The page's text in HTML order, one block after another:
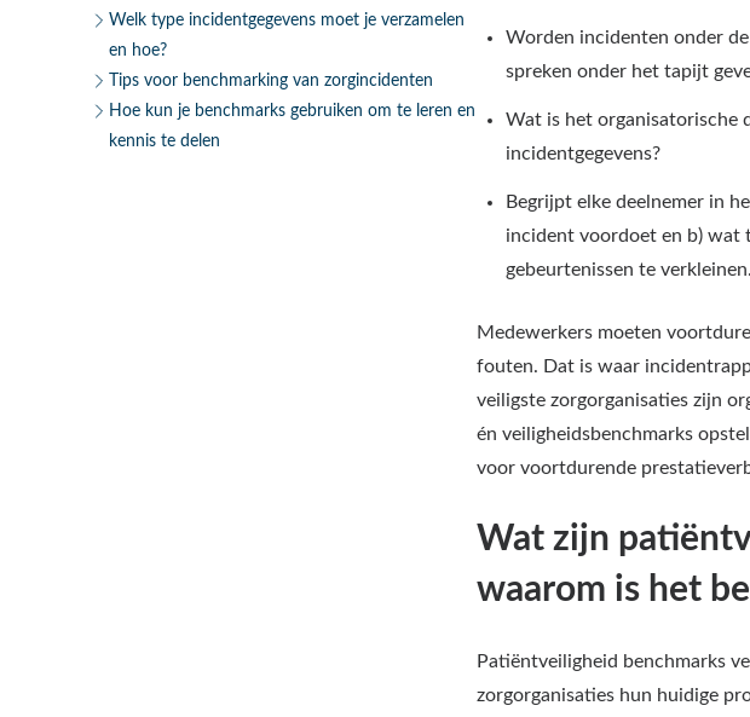
Welk type incidentgegevens moet je verzamelen
en hoe?
Tips voor benchmarking van zorgincidenten
Hoe kun je benchmarks gebruiken om te leren en
kennis te delen
Worden incidenten onder
spreken onder het tapijt
Wat is het organisatorische
incidentgegevens?
Begrijpt elke deelnemer in
incident voordoet en b) wat
gebeurtenissen te verkleinen.
Medewerkers moeten
fouten. Dat is waar
veiligste zorgorganisaties zijn
én veiligheidsbenchmarks
voor voortdurende
Wat zijn
waarom is het
Patiëntveiligheid benchmarks
zorgorganisaties hun huidige